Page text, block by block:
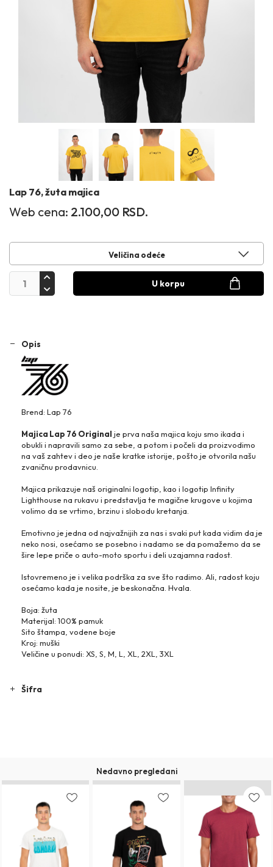
Lap 76, žuta majica
Web cena: 2.100,00 RSD.
Veličina odeće
U korpu
Opis
Brend: Lap 76
Majica Lap 76 Original je prva naša majica koju smo ikada i
obukli i napravili samo za sebe, a potom i počeli da proizvodimo
na vaš zahtev i deo je naše kratke istorije, pošto je otvorila našu
zvaničnu prodavnicu.
Majica prikazuje naš originalni logotip, kao i logotip Infinity
Lighthouse na rukavu i predstavlja te magične krugove u kojima
volimo da se vrtimo, brzinu i slobodu kretanja.
Emotivno je jedna od najvažnijih za nas i svaki put kada vidim da je
neko nosi, osećamo se posebno i nadamo se da pomažemo da se
šire lepe priče o auto-moto sportu i deli uzajamna radost.
Istovremeno je i velika podrška za sve što radimo. Ali, radost koju
osećamo kada je nosite, je beskonačna. Hvala.
Boja: žuta
Materijal: 100% pamuk
Sito štampa, vodene boje
Kroj: muški
Veličine u ponudi: XS, S, M, L, XL, 2XL, 3XL
Šifra
Nedavno pregledani